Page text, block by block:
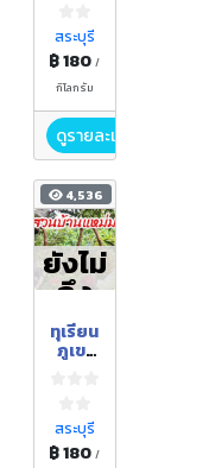
สระบุรี
฿ 180/
กิโลกรัม
ดูรายละเอียด
4,536
ยังไม่
ถึง
ฤดูกา
ล
ทุเรียน
ภูเขา
สระบุรี
฿ 180/